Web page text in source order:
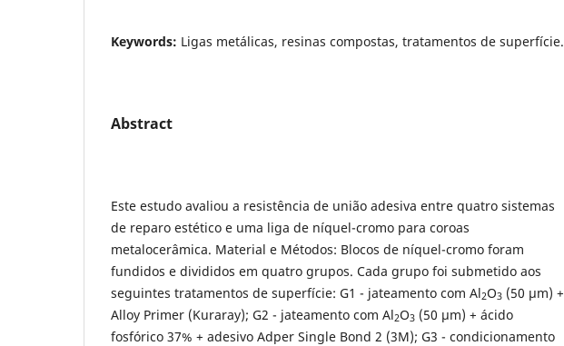
Keywords: Ligas metálicas, resinas compostas, tratamentos de superfície.
Abstract
Este estudo avaliou a resistência de união adesiva entre quatro sistemas
de reparo estético e uma liga de níquel-cromo para coroas
metalocerâmica. Material e Métodos: Blocos de níquel-cromo foram
fundidos e divididos em quatro grupos. Cada grupo foi submetido aos
seguintes tratamentos de superfície: G1 - jateamento com Al2O3 (50 µm) +
Alloy Primer (Kuraray); G2 - jateamento com Al2O3 (50 µm) + ácido
fosfórico 37% + adesivo Adper Single Bond 2 (3M); G3 - condicionamento